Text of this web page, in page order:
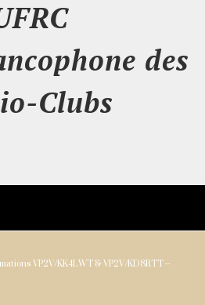
des
Clubs
VP2V/KK4LWT & VP2V/KD8RTT –